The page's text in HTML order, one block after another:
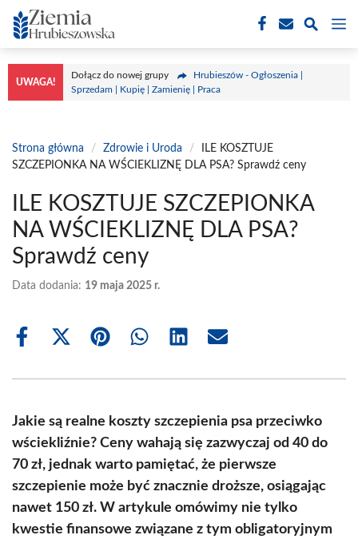
Przejdź
do
treści
UWAGA!
Dołącz do nowej grupy
Hrubieszów - Ogłoszenia |
Sprzedam | Kupię | Zamienię | Praca
Strona główna / Zdrowie i Uroda /
ILE KOSZTUJE
SZCZEPIONKA NA WŚCIEKLIZNĘ DLA PSA? Sprawdź ceny
ILE KOSZTUJE SZCZEPIONKA
NA WŚCIEKLIZNĘ DLA PSA?
Sprawdź ceny
Data dodania: 19 maja 2025 r.
Share
Share
(Twitter)
Share Share Share Share
Jakie są realne koszty szczepienia psa przeciwko
wściekliźnie? Ceny wahają się zazwyczaj od 40 do
70 zł, jednak warto pamiętać, że pierwsze
szczepienie może być znacznie droższe, osiągając
nawet 150 zł. W artykule omówimy nie tylko
kwestie finansowe związane z tym obligatoryjnym